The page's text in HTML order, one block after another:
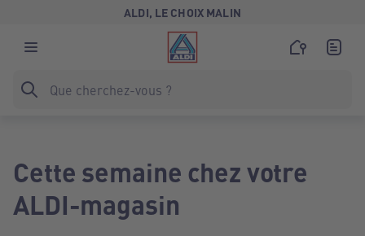
ALDI, LE CHOIX MALIN
Cette semaine chez votre
ALDI-magasin